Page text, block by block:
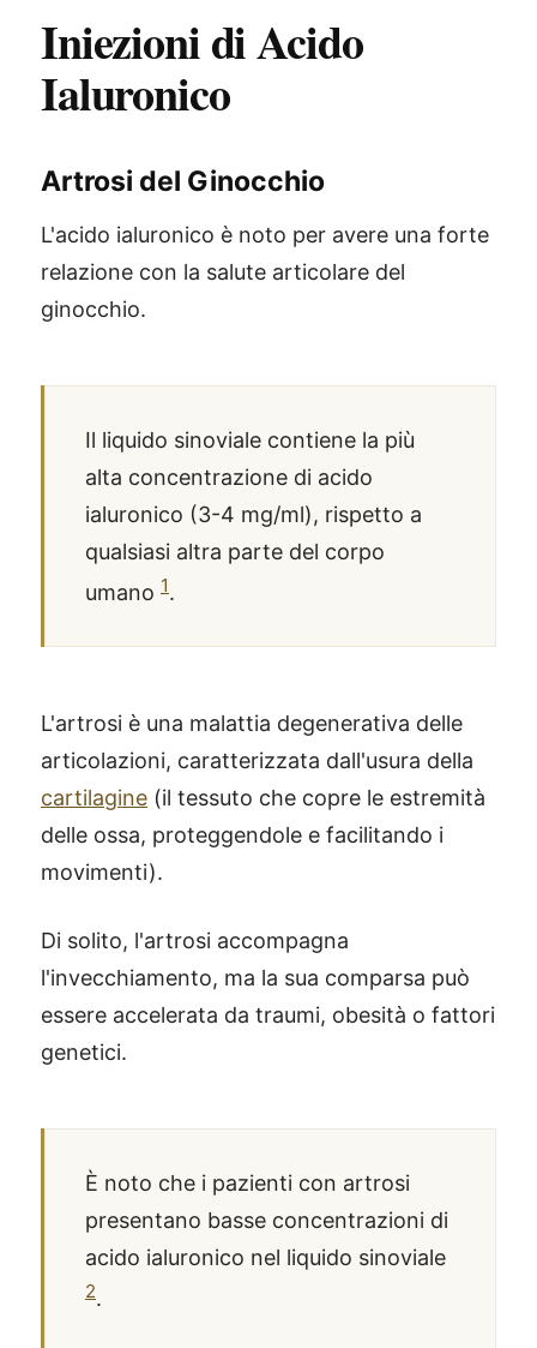
Iniezioni di Acido
Ialuronico
Artrosi del Ginocchio
L'acido ialuronico è noto per avere una forte
relazione con la salute articolare del
ginocchio.
Il liquido sinoviale contiene la più
alta concentrazione di acido
ialuronico (3-4 mg/ml), rispetto a
qualsiasi altra parte del corpo
umano 1.
L'artrosi è una malattia degenerativa delle
articolazioni, caratterizzata dall'usura della
cartilagine (il tessuto che copre le estremità
delle ossa, proteggendole e facilitando i
movimenti).
Di solito, l'artrosi accompagna
l'invecchiamento, ma la sua comparsa può
essere accelerata da traumi, obesità o fattori
genetici.
È noto che i pazienti con artrosi
presentano basse concentrazioni di
acido ialuronico nel liquido sinoviale
2.